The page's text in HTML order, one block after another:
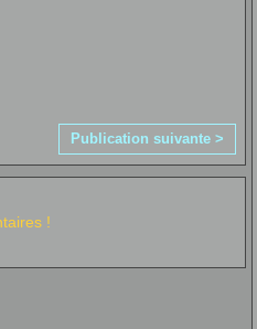
Publication suivante >
!